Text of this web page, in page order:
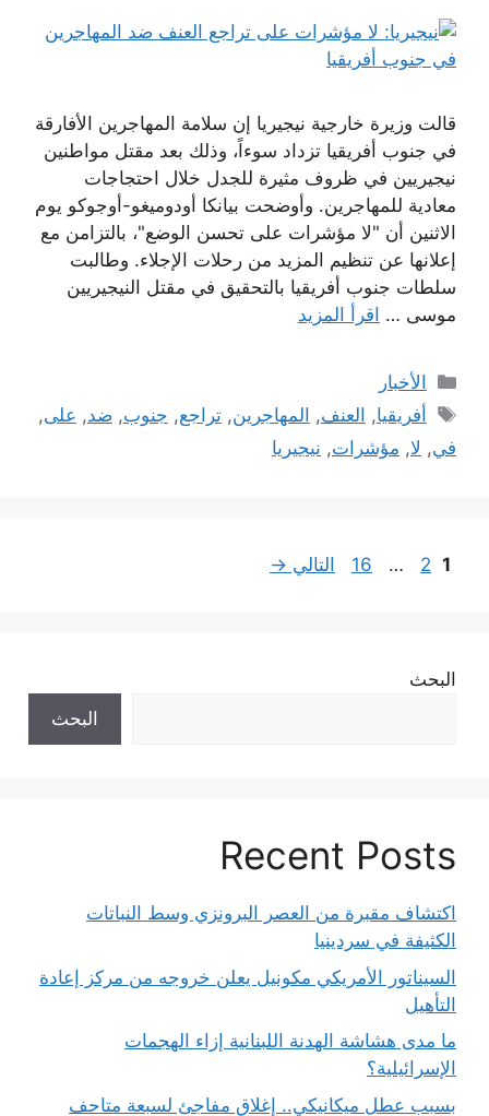
قالت وزيرة خارجية نيجيريا إن سلامة المهاجرين الأفارقة
في جنوب أفريقيا تزداد سوءاً، وذلك بعد مقتل مواطنين
نيجيريين في ظروف مثيرة للجدل خلال احتجاجات
معادية للمهاجرين. وأوضحت بيانكا أودوميغو-أوجوكو يوم
الاثنين أن "لا مؤشرات على تحسن الوضع"، بالتزامن مع
إعلانها عن تنظيم المزيد من رحلات الإجلاء. وطالبت
سلطات جنوب أفريقيا بالتحقيق في مقتل النيجيريين
موسى … اقرأ المزيد
التصنيفات
الأخبار
الوسوم
أفريقيا, العنف, المهاجرين,تراجع, جنوب,ضد, على,
في, لا, مؤشرات, نيجيريا
Page
1
Page
2
…
Page
16 التالي →
البحث
البحث
Recent Posts
اكتشاف مقبرة من العصر البرونزي وسط النباتات
الكثيفة في سردينيا
السيناتور الأمريكي مكونيل يعلن خروجه من مركز إعادة
التأهيل
ما مدى هشاشة الهدنة اللبنانية إزاء الهجمات
الإسرائيلية؟
بسبب عطل ميكانيكي.. إغلاق مفاجئ لسبعة متاحف